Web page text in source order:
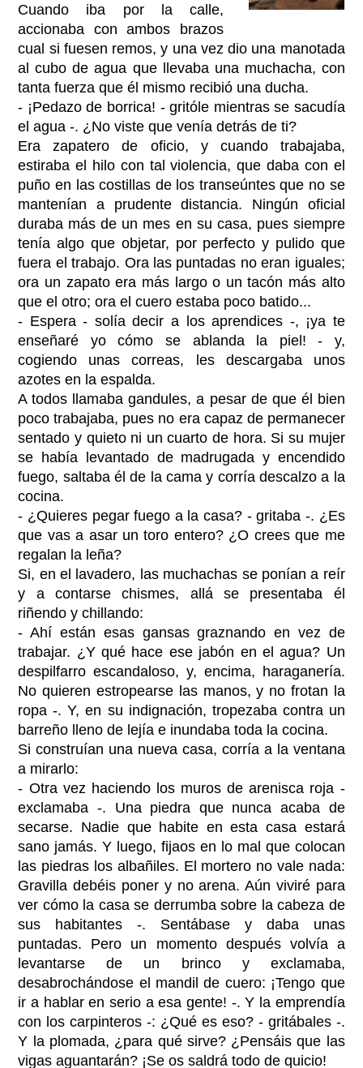
Cuando iba por la calle,
accionaba con ambos brazos
cual si fuesen remos, y una vez dio una manotada
al cubo de agua que llevaba una muchacha, con
tanta fuerza que él mismo recibió una ducha.
- ¡Pedazo de borrica! - gritóle mientras se sacudía
el agua -. ¿No viste que venía detrás de ti?
Era zapatero de oficio, y cuando trabajaba,
estiraba el hilo con tal violencia, que daba con el
puño en las costillas de los transeúntes que no se
mantenían a prudente distancia. Ningún oficial
duraba más de un mes en su casa, pues siempre
tenía algo que objetar, por perfecto y pulido que
fuera el trabajo. Ora las puntadas no eran iguales;
ora un zapato era más largo o un tacón más alto
que el otro; ora el cuero estaba poco batido...
- Espera - solía decir a los aprendices -, ¡ya te
enseñaré yo cómo se ablanda la piel! - y,
cogiendo unas correas, les descargaba unos
azotes en la espalda.
A todos llamaba gandules, a pesar de que él bien
poco trabajaba, pues no era capaz de permanecer
sentado y quieto ni un cuarto de hora. Si su mujer
se había levantado de madrugada y encendido
fuego, saltaba él de la cama y corría descalzo a la
cocina.
- ¿Quieres pegar fuego a la casa? - gritaba -. ¿Es
que vas a asar un toro entero? ¿O crees que me
regalan la leña?
Si, en el lavadero, las muchachas se ponían a reír
y a contarse chismes, allá se presentaba él
riñendo y chillando:
- Ahí están esas gansas graznando en vez de
trabajar. ¿Y qué hace ese jabón en el agua? Un
despilfarro escandaloso, y, encima, haraganería.
No quieren estropearse las manos, y no frotan la
ropa -. Y, en su indignación, tropezaba contra un
barreño lleno de lejía e inundaba toda la cocina.
Si construían una nueva casa, corría a la ventana
a mirarlo:
- Otra vez haciendo los muros de arenisca roja -
exclamaba -. Una piedra que nunca acaba de
secarse. Nadie que habite en esta casa estará
sano jamás. Y luego, fijaos en lo mal que colocan
las piedras los albañiles. El mortero no vale nada:
Gravilla debéis poner y no arena. Aún viviré para
ver cómo la casa se derrumba sobre la cabeza de
sus habitantes -. Sentábase y daba unas
puntadas. Pero un momento después volvía a
levantarse de un brinco y exclamaba,
desabrochándose el mandil de cuero: ¡Tengo que
ir a hablar en serio a esa gente! -. Y la emprendía
con los carpinteros -: ¿Qué es eso? - gritábales -.
Y la plomada, ¿para qué sirve? ¿Pensáis que las
vigas aguantarán? ¡Se os saldrá todo de quicio!